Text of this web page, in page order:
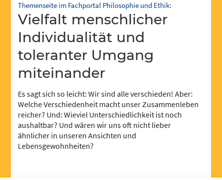
Themenseite im Fachportal Philosophie und Ethik:
Vielfalt menschlicher
Individualität und
toleranter Umgang
miteinander
Es sagt sich so leicht: Wir sind alle verschieden! Aber:
Welche Verschiedenheit macht unser Zusammenleben
reicher? Und: Wieviel Unterschiedlichkeit ist noch
aushaltbar? Und wären wir uns oft nicht lieber
ähnlicher in unseren Ansichten und
Lebensgewohnheiten?